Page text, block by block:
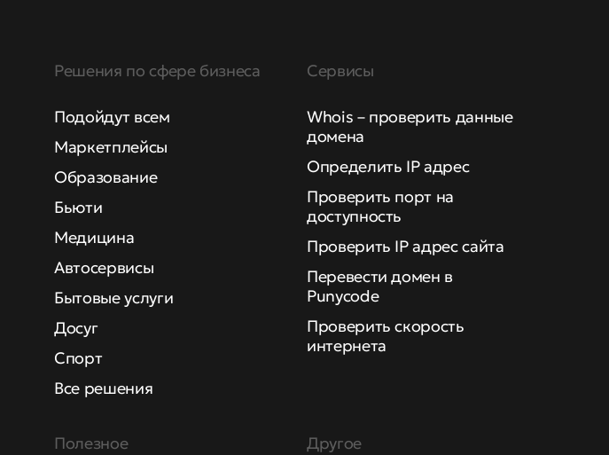
Решения по сфере бизнеса
Подойдут всем
Маркетплейсы
Образование
Бьюти
Медицина
Автосервисы
Бытовые услуги
Досуг
Спорт
Все решения
Сервисы
Whois – проверить данные
домена
Определить IP адрес
Проверить порт на
доступность
Проверить IP адрес сайта
Перевести домен в
Punycode
Проверить скорость
интернета
Полезное Другое